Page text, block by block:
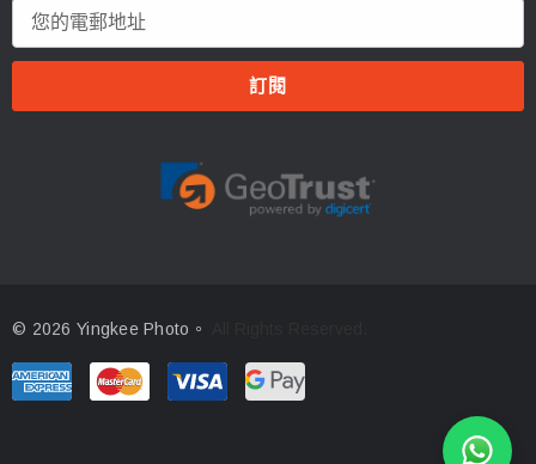
郵
© 2026 Yingkee Photo。